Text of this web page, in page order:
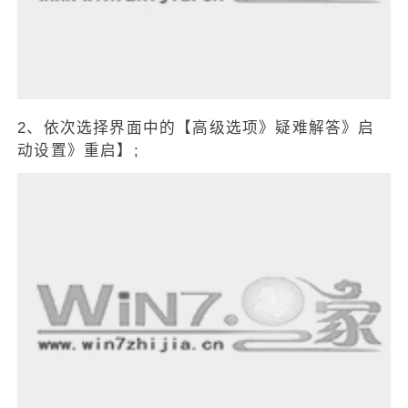
2、依次选择界面中的【高级选项》疑难解答》启
动设置》重启】;